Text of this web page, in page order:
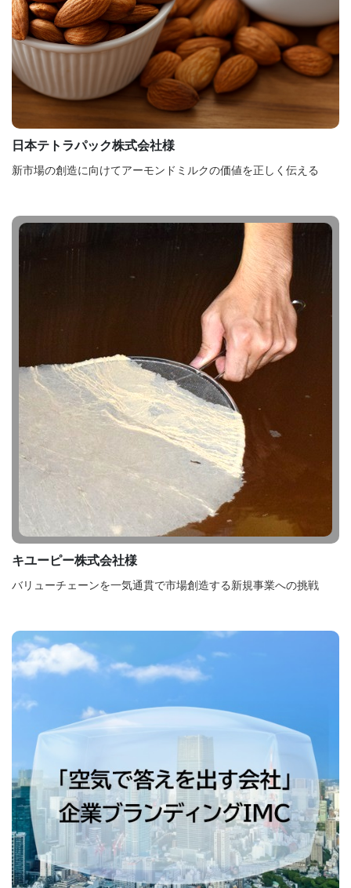
日本テトラパック株式会社様
新市場の創造に向けてアーモンドミルクの価値を正しく伝える
キユーピー株式会社様
バリューチェーンを一気通貫で市場創造する新規事業への挑戦